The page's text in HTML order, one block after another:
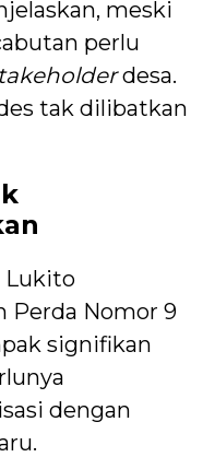
meski
perlu
desa.
tak dilibatkan
Lukito
Perda Nomor 9
signifikan
dengan